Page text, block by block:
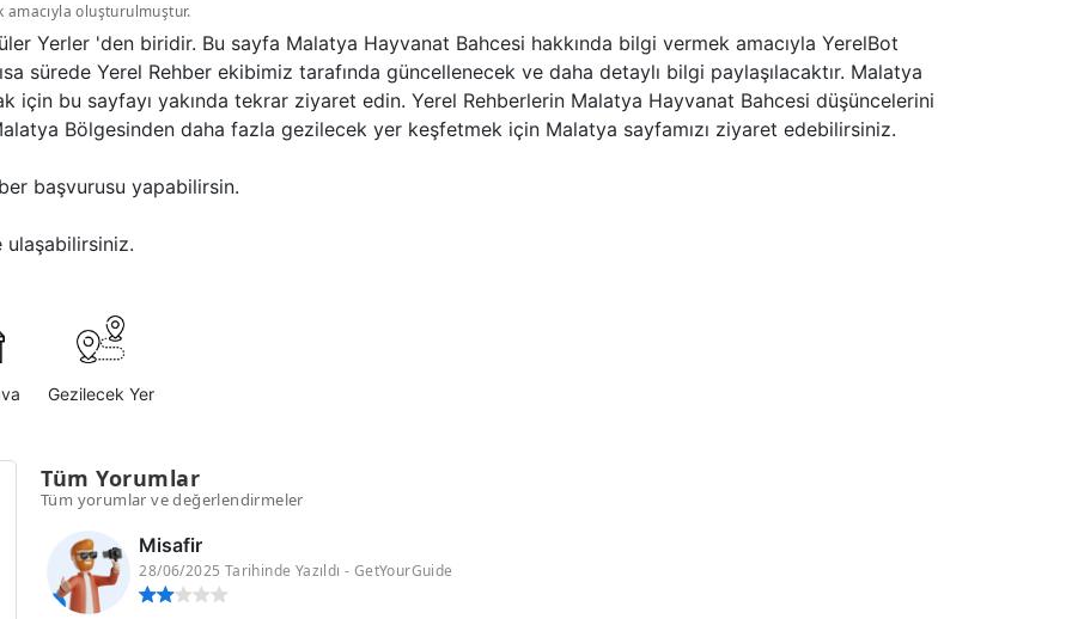
oluşturulmuştur.
Yerler 'den biridir. Bu sayfa Malatya Hayvanat Bahcesi hakkında bilgi vermek amacıyla YerelBot
sürede Yerel Rehber ekibimiz tarafında güncellenecek ve daha detaylı bilgi paylaşılacaktır. Malatya
için bu sayfayı yakında tekrar ziyaret edin. Yerel Rehberlerin Malatya Hayvanat Bahcesi düşüncelerini
Bölgesinden daha fazla gezilecek yer keşfetmek için Malatya sayfamızı ziyaret edebilirsiniz.
başvurusu yapabilirsin.
ulaşabilirsiniz.
Gezilecek Yer
Tüm Yorumlar
Tüm yorumlar ve değerlendirmeler
Misafir
28/06/2025 Tarihinde Yazıldı - GetYourGuide